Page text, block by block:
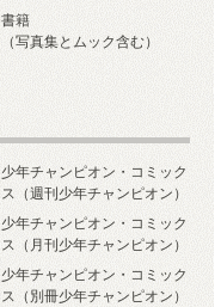
書籍
（写真集とムック含む）
少年チャンピオン・コミック
ス（週刊少年チャンピオン）
少年チャンピオン・コミック
ス（月刊少年チャンピオン）
少年チャンピオン・コミック
ス（別冊少年チャンピオン）